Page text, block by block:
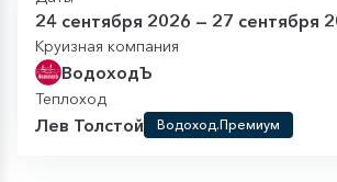
24 сентября 2026 — 27 сентября
Круизная компания
ВодоходЪ
Теплоход
Лев Толстой Водоход.Премиум